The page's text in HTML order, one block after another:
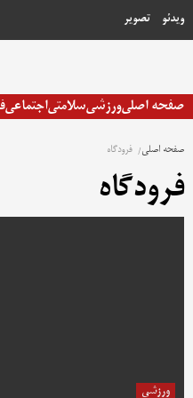
به
ویدئو تصویر
صفحه اصلیورزشیسلامتیاجتماعی
صفحه اصلی فرودگاه
فرودگاه
ورزشی